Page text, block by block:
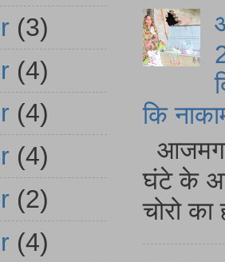
कि
घंटे के
चोरो
(3)
(4)
(4)
(4)
(2)
(4)